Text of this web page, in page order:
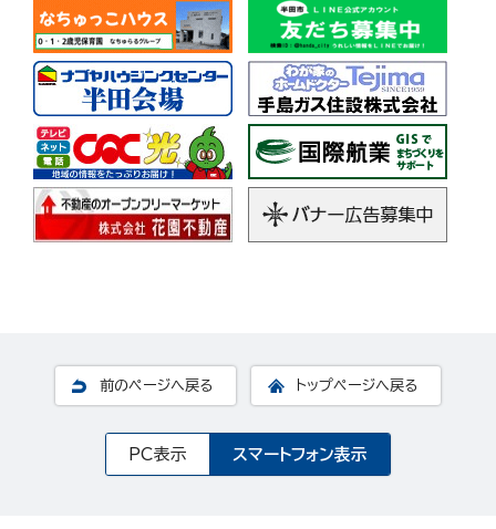
前のページへ戻る トップページへ戻る
PC表示 スマートフォン表示